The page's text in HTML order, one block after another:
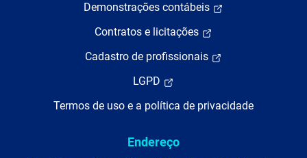
Demonstrações contábeis
Contratos e licitações
Cadastro de profissionais
LGPD
Termos de uso e a política de privacidade
Endereço